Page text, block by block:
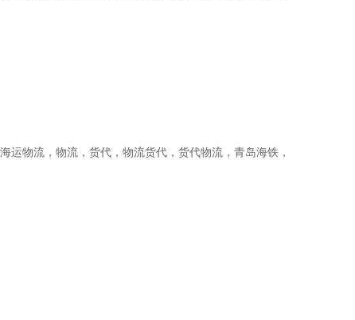
物流，物流，货代，物流货代，货代物流，青岛海铁，